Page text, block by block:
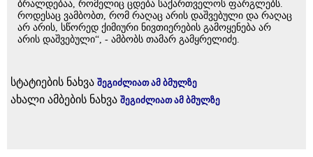
ბრალდებაა, რომელიც ცდება საქართველოს ფარგლებს.
როდესაც ვამბობთ, რომ რაღაც არის დაშვებული და რაღაც
არ არის, სწორედ ქიმიური ნივთიერების გამოყენება არ
არის დაშვებული“, - ამბობს თამარ გამყრელიძე.
სტატიების ნახვა შეგიძლიათ ამ ბმულზე
ახალი ამბების ნახვა შეგიძლიათ ამ ბმულზე